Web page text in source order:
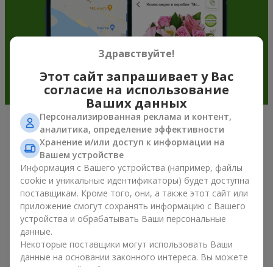
Подарочные корзины —
универсальный подарок к любому
празднику
Если вы ищете универсальный подарок, но времени в
обрез, у нас есть для вас отличное проверенное решение:
вы можете купить подарочные корзины. Подарочная
корзина с изысканными угощениями к празднику, фруктами,
вкусным чаем или даже алкогольными напитками
становится идеальным дополнением к цветам или
Здравствуйте!
Этот сайт запрашивает у Вас
согласие на использование
Ваших данных
Персонализированная реклама и контент,
аналитика, определение эффективности
Хранение и/или доступ к информации на
Вашем устройстве
Информация с Вашего устройства (например, файлы
cookie и уникальные идентификаторы) будет доступна
поставщикам. Кроме того, они, а также этот сайт или
приложение смогут сохранять информацию с Вашего
устройства и обрабатывать Ваши персональные
данные.
Некоторые поставщики могут использовать Ваши
данные на основании законного интереса. Вы можете